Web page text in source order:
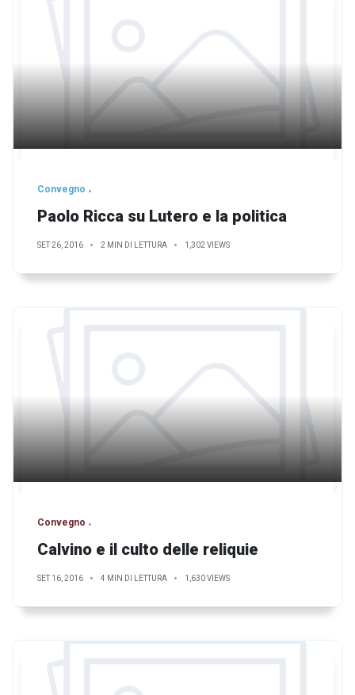
Convegno
Paolo Ricca su Lutero e la politica
SET 26, 2016 2 MIN DI LETTURA 1,302 VIEWS
Convegno
Calvino e il culto delle reliquie
SET 16, 2016 4 MIN DI LETTURA 1,630 VIEWS